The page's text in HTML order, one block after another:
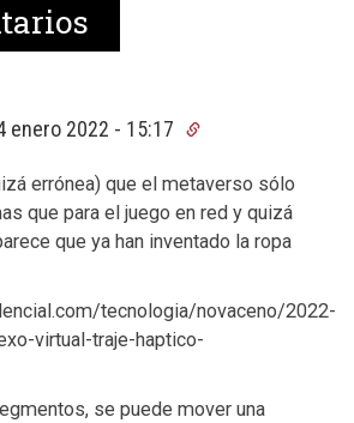
enero 2022 - 15:17
errónea) que el metaverso sólo
que para el juego en red y quizá
que ya han inventado la ropa
tecnologia/novaceno/2022-
virtual-traje-haptico-
se puede mover una